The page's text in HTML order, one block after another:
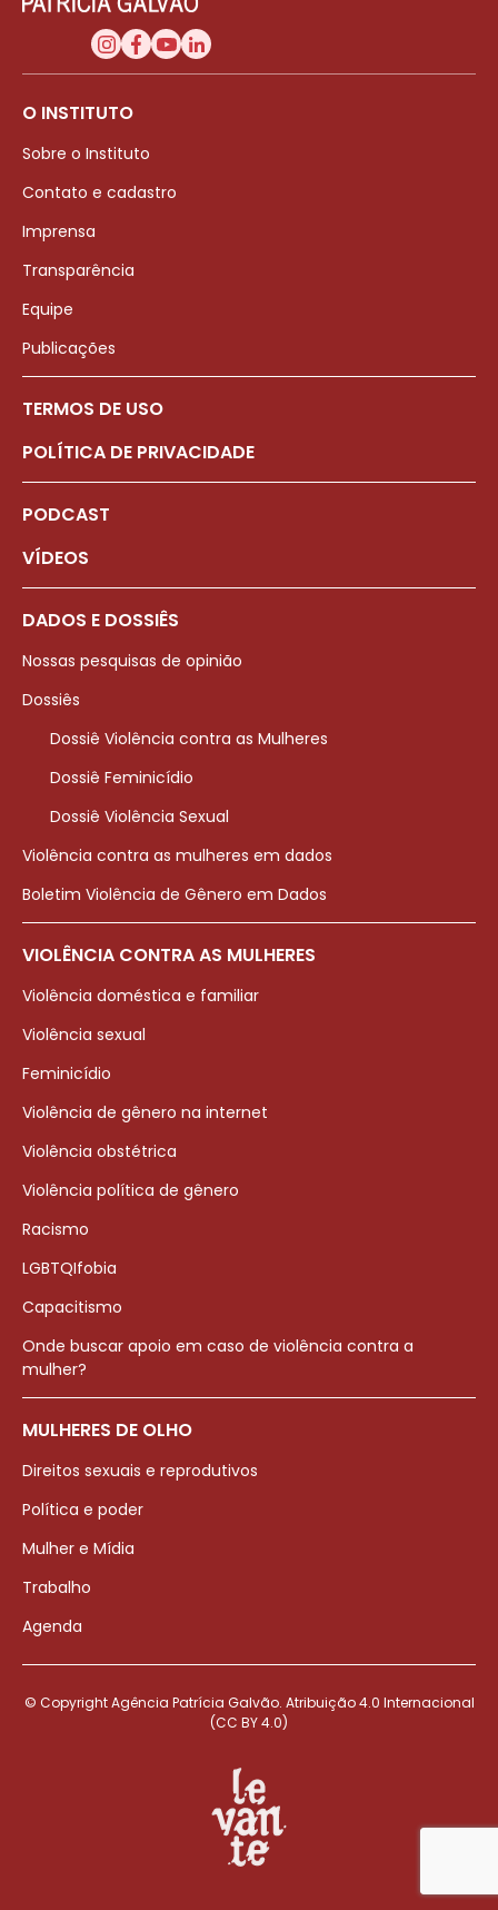
O INSTITUTO
Sobre o Instituto
Contato e cadastro
Imprensa
Transparência
Equipe
Publicações
TERMOS DE USO
POLÍTICA DE PRIVACIDADE
PODCAST
VÍDEOS
DADOS E DOSSIÊS
Nossas pesquisas de opinião
Dossiês
Dossiê Violência contra as Mulheres
Dossiê Feminicídio
Dossiê Violência Sexual
Violência contra as mulheres em dados
Boletim Violência de Gênero em Dados
VIOLÊNCIA CONTRA AS MULHERES
Violência doméstica e familiar
Violência sexual
Feminicídio
Violência de gênero na internet
Violência obstétrica
Violência política de gênero
Racismo
LGBTQIfobia
Capacitismo
Onde buscar apoio em caso de violência contra a
mulher?
MULHERES DE OLHO
Direitos sexuais e reprodutivos
Política e poder
Mulher e Mídia
Trabalho
Agenda
© Copyright Agência Patrícia Galvão. Atribuição 4.0 Internacional
(CC BY 4.0)